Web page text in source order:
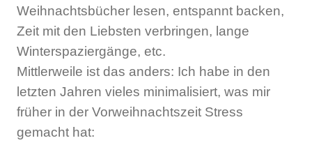
Weihnachtsbücher lesen, entspannt backen,
Zeit mit den Liebsten verbringen, lange
Winterspaziergänge, etc.
Mittlerweile ist das anders: Ich habe in den
letzten Jahren vieles minimalisiert, was mir
früher in der Vorweihnachtszeit Stress
gemacht hat: